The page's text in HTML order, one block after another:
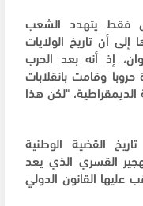
فقط يتهدد الشعب
أن تاريخ الولايات
إذ أنه بعد الحرب
حروبا وقامت بانقلابات
"لكن هذا
القضية الوطنية
القسري الذي يعد
عليها القانون الدولي